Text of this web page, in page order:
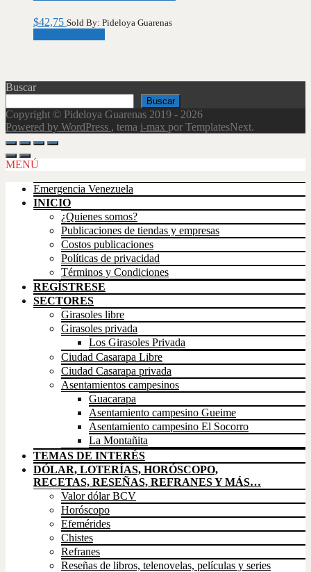
$42,75 Sold By: Pideloya Guarenas
Buscar
Buscar
Copyright © Pideloya Guarenas 2019 - 2026
Powered by WordPress , tema i-max por TemplatesNext.
Scroll
Up
MENÚ
Emergencia Venezuela
INICIO
¿Quienes somos?
Publicaciones de tiendas y empresas
Costos publicaciones
Políticas de privacidad
Términos y Condiciones
REGÍSTRESE
SECTORES
Girasoles libre
Girasoles privada
Los Girasoles Privada
Ciudad Casarapa Libre
Ciudad Casarapa privada
Asentamientos campesinos
Guacarapa
Asentamiento campesino Gueime
Asentamiento campesino El Socorro
La Montañita
TEMAS DE INTERÉS
DÓLAR, LOTERÍAS, HORÓSCOPO,
RECETAS, RESEÑAS, REFRANES Y MÁS…
Valor dólar BCV
Horóscopo
Efemérides
Chistes
Refranes
Reseñas de libros, telenovelas, películas y series